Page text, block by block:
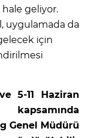
geliyor.
uygulamada da
için
5-11 Haziran
Genel Müdürü